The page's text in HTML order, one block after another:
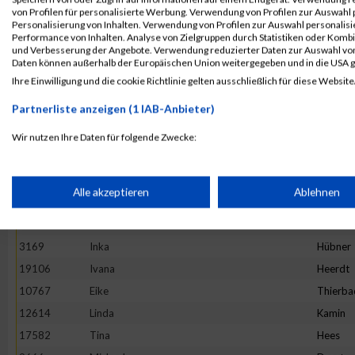
13982
Maria Ivanova
16781
Stefanie Prehm
11527
Rebecca
20265
Kinga
18782
Stephanie
10325
Ano Nym
Natalie
3169
Inka Hübner
19106
Ivana Heerdt
10767
Eike
12614
Linda Kamin
17582
Tina Hees
von Profilen für personalisierte Werbung. Verwendung von Profilen zur
Personalisierung von Inhalten. Verwendung von Profilen zur Auswahl
Performance von Inhalten. Analyse von Zielgruppen durch Statistiken oder
und Verbesserung der Angebote. Verwendung reduzierter Daten zur Auswahl
Daten können außerhalb der Europäischen Union weitergegeben und in die USA
Ihre Einwilligung und die cookie Richtlinie gelten ausschließlich für diese
Partnerliste anzeigen (1 IAB-Anbieter)
Wir nutzen Ihre Daten für folgende Zwecke:
Speichern von oder Zugriff auf Informationen auf einem
Erstellung von Profilen für personalisierte Werbung
Verwendung von Profilen zur Auswahl personalisierter Werbung
Alle akzeptieren Ablehnen